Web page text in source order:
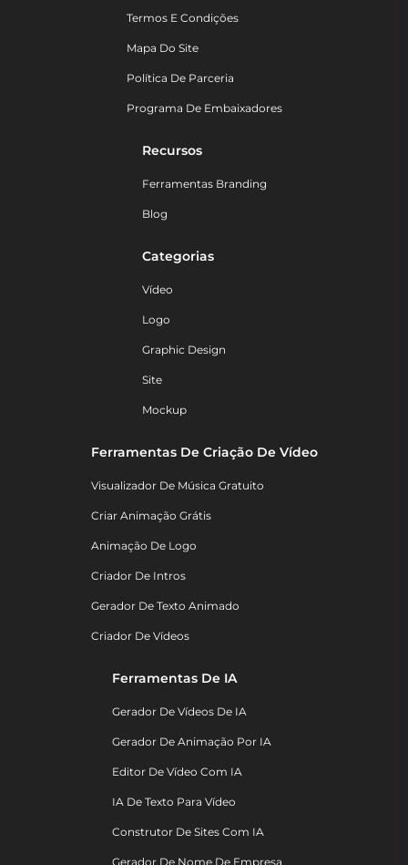
Termos E Condições
Mapa Do Site
Política De Parceria
Programa De Embaixadores
Recursos
Ferramentas Branding
Blog
Categorias
Vídeo
Logo
Graphic Design
Site
Mockup
Ferramentas De Criação De Vídeo
Visualizador De Música Gratuito
Criar Animação Grátis
Animação De Logo
Criador De Intros
Gerador De Texto Animado
Criador De Vídeos
Ferramentas De IA
Gerador De Vídeos De IA
Gerador De Animação Por IA
Editor De Vídeo Com IA
IA De Texto Para Vídeo
Construtor De Sites Com IA
Gerador De Nome De Empresa